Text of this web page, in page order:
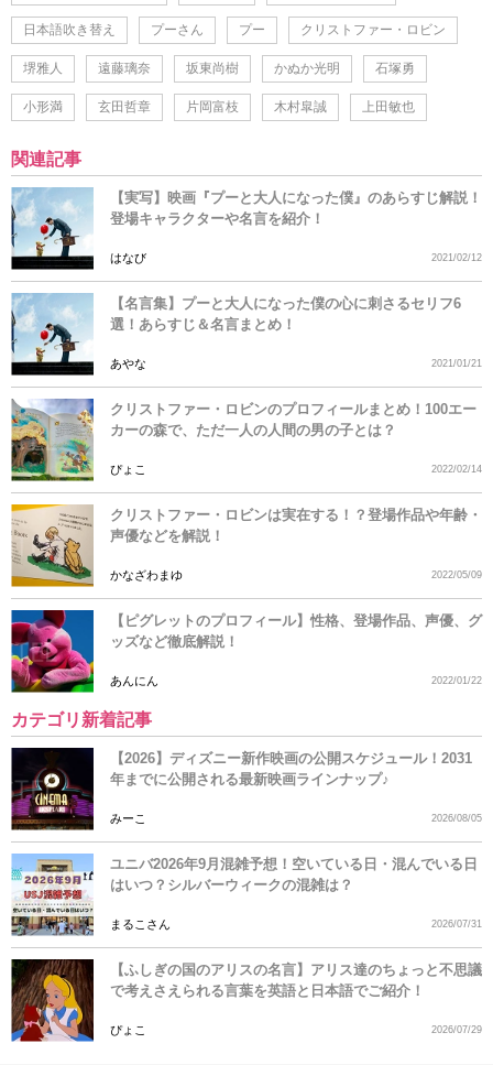
日本語吹き替え プーさん プー クリストファー・ロビン
堺雅人 遠藤璃奈 坂東尚樹 かぬか光明 石塚勇
小形満 玄田哲章 片岡富枝 木村皐誠 上田敏也
関連記事
【実写】映画『プーと大人になった僕』のあらすじ解説！
登場キャラクターや名言を紹介！
はなび 2021/02/12
【名言集】プーと大人になった僕の心に刺さるセリフ6
選！あらすじ＆名言まとめ！
あやな 2021/01/21
クリストファー・ロビンのプロフィールまとめ！100エー
カーの森で、ただ一人の人間の男の子とは？
ぴょこ 2022/02/14
クリストファー・ロビンは実在する！？登場作品や年齢・
声優などを解説！
かなざわまゆ 2022/05/09
【ピグレットのプロフィール】性格、登場作品、声優、グ
ッズなど徹底解説！
あんにん 2022/01/22
カテゴリ新着記事
【2026】ディズニー新作映画の公開スケジュール！2031
年までに公開される最新映画ラインナップ♪
みーこ 2026/08/05
ユニバ2026年9月混雑予想！空いている日・混んでいる日
はいつ？シルバーウィークの混雑は？
まるこさん 2026/07/31
【ふしぎの国のアリスの名言】アリス達のちょっと不思議
で考えさえられる言葉を英語と日本語でご紹介！
ぴょこ 2026/07/29